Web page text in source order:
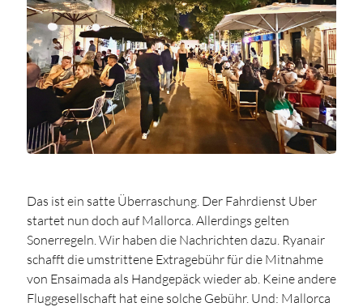
Das ist ein satte Überraschung. Der Fahrdienst Uber
startet nun doch auf Mallorca. Allerdings gelten
Sonerregeln. Wir haben die Nachrichten dazu. Ryanair
schafft die umstrittene Extragebühr für die Mitnahme
von Ensaimada als Handgepäck wieder ab. Keine andere
Fluggesellschaft hat eine solche Gebühr. Und: Mallorca